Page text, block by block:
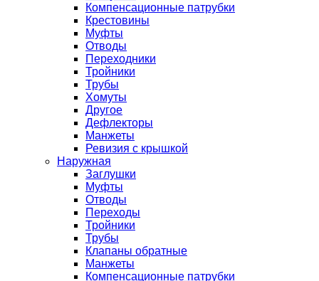
Компенсационные патрубки
Крестовины
Муфты
Отводы
Переходники
Тройники
Трубы
Хомуты
Другое
Дефлекторы
Манжеты
Ревизия с крышкой
Наружная
Заглушки
Муфты
Отводы
Переходы
Тройники
Трубы
Клапаны обратные
Манжеты
Компенсационные патрубки